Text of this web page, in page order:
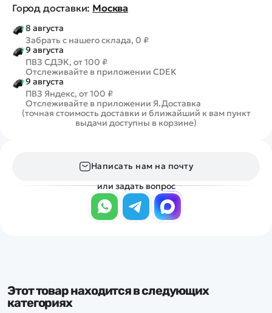
Город доставки: Москва
8 августа
Забрать с нашего склада, 0 ₽
9 августа
ПВЗ СДЭК, от 100 ₽
Отслеживайте в приложении CDEK
9 августа
ПВЗ Яндекс, от 100 ₽
Отслеживайте в приложении Я.Доставка
(точная стоимость доставки и ближайший к вам пункт
выдачи доступны в корзине)
Написать нам на почту
или задать вопрос
Этот товар находится в следующих
категориях